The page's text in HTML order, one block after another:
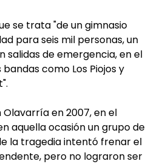
se trata "de un gimnasio
para seis mil personas, un
salidas de emergencia, en el
como Los Piojos y
en 2007, en el
aquella ocasión un grupo de
la tragedia intentó frenar el
pero no lograron ser